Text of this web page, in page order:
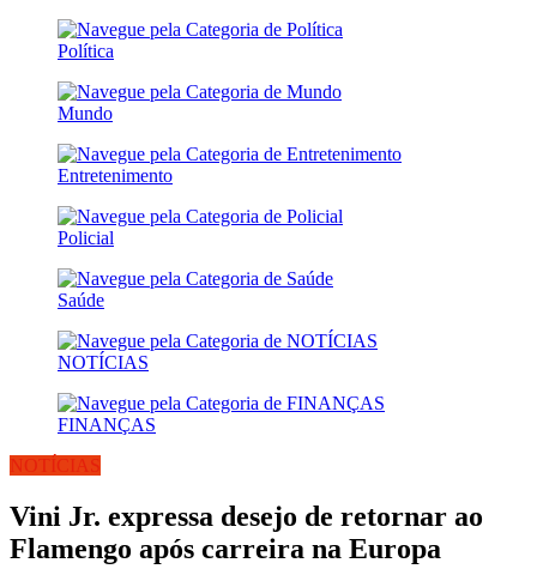
Política
Mundo
Entretenimento
Policial
Saúde
NOTÍCIAS
FINANÇAS
NOTÍCIAS
Vini Jr. expressa desejo de retornar ao
Flamengo após carreira na Europa